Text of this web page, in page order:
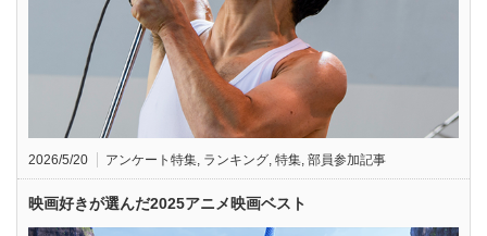
2026/5/20 アンケート特集, ランキング, 特集, 部員参加記事
映画好きが選んだ2025アニメ映画ベスト